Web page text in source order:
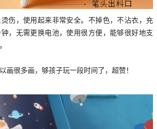
伤，使用起来非常安全。不掉色，不沾衣，充
，无需更换电池，使用很方便，能够很好地支
画很多画，够孩子玩一段时间了，超赞！